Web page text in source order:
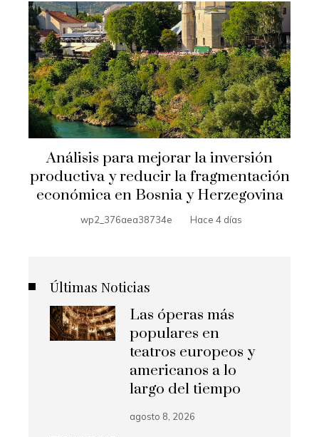
Análisis para mejorar la inversión
productiva y reducir la fragmentación
económica en Bosnia y Herzegovina
wp2_376aea38734e Hace 4 días
Últimas Noticias
Las óperas más
populares en
teatros europeos y
americanos a lo
largo del tiempo
agosto 8, 2026